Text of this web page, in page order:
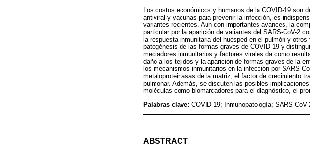
Los costos económicos y humanos de la COVID-19 son
antiviral y vacunas para prevenir la infección, es
variantes recientes. Aun con importantes avances, la
particular por la aparición de variantes del SARS-CoV-2
la respuesta inmunitaria del huésped en el pulmón y
patogénesis de las formas graves de COVID-19 y
mediadores inmunitarios y factores virales da como
daño a los tejidos y la aparición de formas graves de la
los mecanismos inmunitarios en la infección por SARS-
metaloproteinasas de la matriz, el factor de crecimiento
pulmonar. Además, se discuten las posibles
moléculas como biomarcadores para el diagnóstico, el
Palabras clave: COVID-19; Inmunopatología; SARS-
ABSTRACT